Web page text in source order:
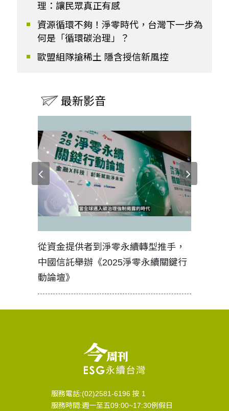
理：讓民眾真正有感
資源循環不夠！淨零時代，台灣下一步為
何是「循環碳治理」？
歐盟組隊搶稀土 隱含授信新風控
最新影音
從資金提供者到淨零永續轉型推手，
中國信託舉辦《2025淨零永續關鍵行
動論壇》
服務電話:(02)2581-6196 按 1
服務時間:週一至五09:00~17:30例假日